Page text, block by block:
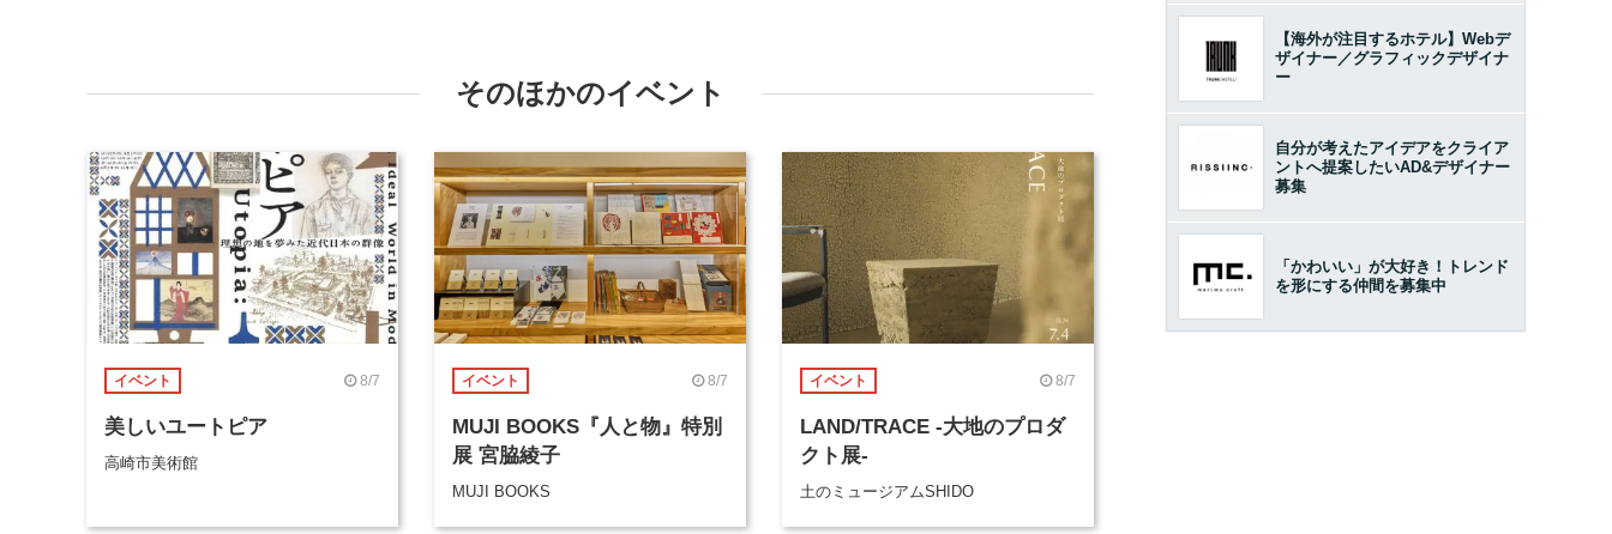
そのほかのイベント
イベント 8/7
美しいユートピア
高崎市美術館
イベント 8/7
MUJI BOOKS『人と物』特別
展 宮脇綾子
MUJI BOOKS
イベント 8/7
LAND/TRACE -大地のプロダ
クト展-
土のミュージアムSHIDO
【海外が注目するホテル】Webデ
ザイナー／グラフィックデザイナ
ー
自分が考えたアイデアをクライア
ントへ提案したいAD&デザイナー
募集
「かわいい」が大好き！トレンド
を形にする仲間を募集中